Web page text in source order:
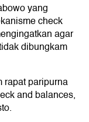
yang
check
agar
dibungkam
rapat paripurna
and balances,